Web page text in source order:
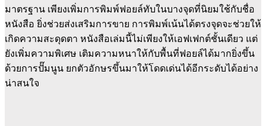
มาตรฐาน เพียงเพิ่มการพิมพ์ฟอยล์ทับในบางจุดที่นิยมใช้กับชื่อ
หนังสือ ยิ่งช่วยส่งเสริมการขาย การพิมพ์เน้นได้ตรงจุดจะช่วยให้
เกิดความสะดุดตา หนังสือเล่มนี้ไม่เพียงให้เอฟเฟกต์ชั้นเดียว แต่
ยังเพิ่มความพิเศษ เติมความหนาให้กับพื้นที่ฟอยล์ได้มากยิ่งขึ้น
ด้วยการปั๊มนูน ยกตัวอักษรขึ้นมาให้โดดเด่นได้อีกระดับได้อย่าง
น่าสนใจ